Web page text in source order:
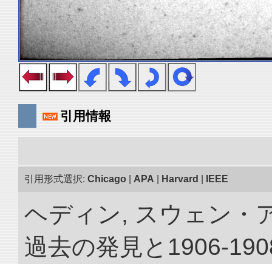
引用情報
引用形式選択: Chicago APA Harvard IEEE
ヘディン, スウェン・
過去の発見と1906-